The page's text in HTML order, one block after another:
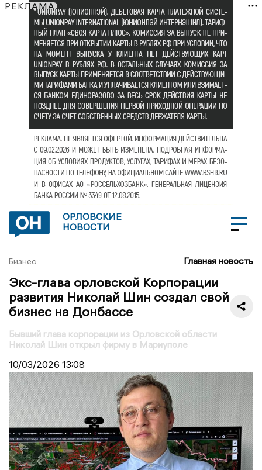
РЕКЛАМА
ОРЛОВСКИЕ
НОВОСТИ
Бизнес Главная новость
Экс-глава орловской Корпорации
развития Николай Шин создал свой
бизнес на Донбассе
Бывший глава корпорации из Орловской области
Николай Шин открыл фирму в Мариуполе
10/03/2026 13:08